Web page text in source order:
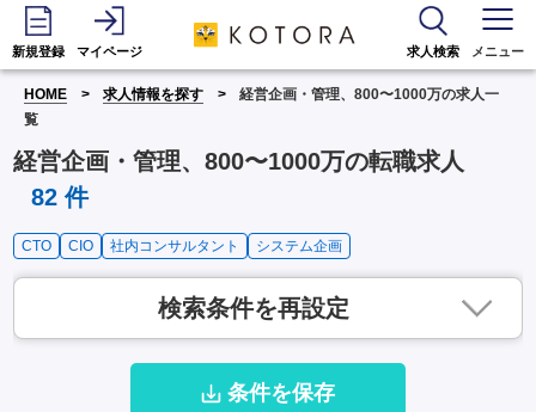
新規登録 マイページ 求人検索 メニュー
HOME 求人情報を探す
経営企画・管理、800〜1000万の求人一
覧
経営企画・管理、800〜1000万の転職求人
82件
CTO CIO 社内コンサルタント システム企画
検索条件を再設定
条件を保存